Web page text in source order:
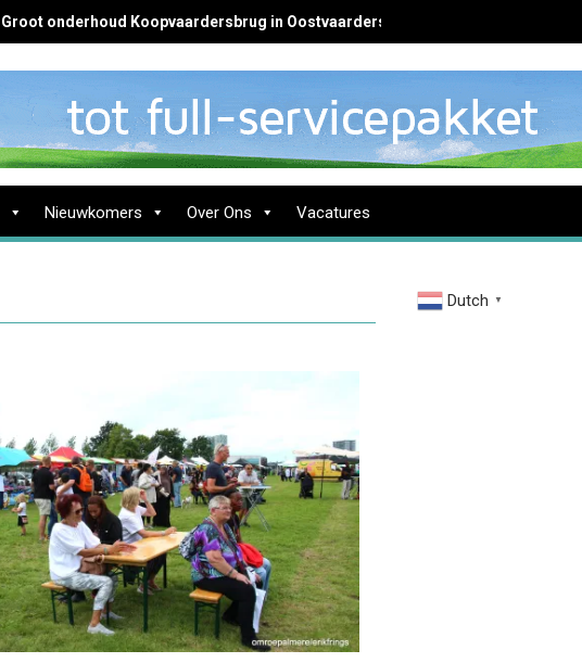
Groot onderhoud Koopvaardersbrug in Oostvaardersbuurt
Nieuwkomers Over Ons Vacatures
Dutch ▼